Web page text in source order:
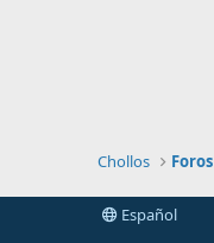
Chollos Foros
Español